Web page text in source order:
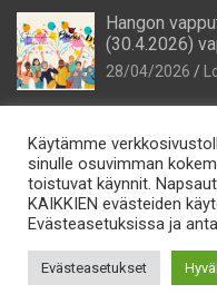
Hangon
(30.4.2026)
28/04/2026
Lomahanko Oy e-mail:
Käytämme
sinulle osuvimman
toistuvat käynnit.
KAIKKIEN evästeiden
Evästeasetuksissa ja
Evästeasetukset